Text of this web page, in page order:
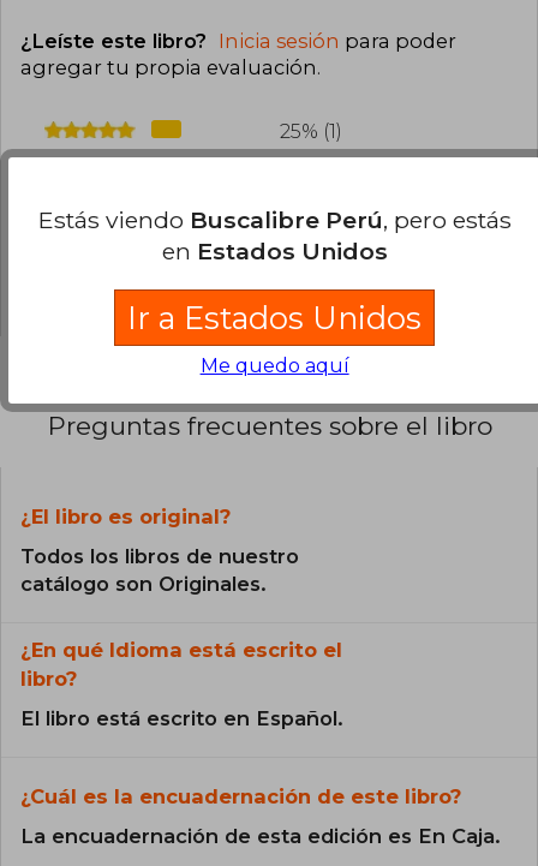
¿Leíste este libro? Inicia sesión para poder
agregar tu propia evaluación.
25% (1)
0% (0)
0% (0)
0% (0)
Preguntas frecuentes sobre el libro
¿El libro es original?
Todos los libros de nuestro
catálogo son Originales.
¿En qué Idioma está escrito el
libro?
El libro está escrito en Español.
¿Cuál es la encuadernación de este libro?
La encuadernación de esta edición es En Caja.
Estás viendo Buscalibre Perú, pero estás
en Estados Unidos
Ir a Estados Unidos
Me quedo aquí